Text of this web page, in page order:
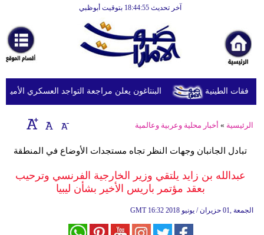
آخر تحديث 18:44:55 بتوقيت أبوظبي
أخبارعاجلة
رياضة
ثقافة
إقتصاد
وموسيقى
البنتاغون يعلن مراجعة التواجد العسكري
الرئيسية » أخبار محلية وعربية وعالمية
تبادل الجانبان وجهات النظر تجاه مستجدات الأوضاع في المنطقة
عبدالله بن زايد يلتقي وزير الخارجية الفرنسي وترحيب
بعقد مؤتمر باريس الأخير بشأن ليبيا
GMT 16:32 2018 الجمعة ,01 حزيران / يونيو